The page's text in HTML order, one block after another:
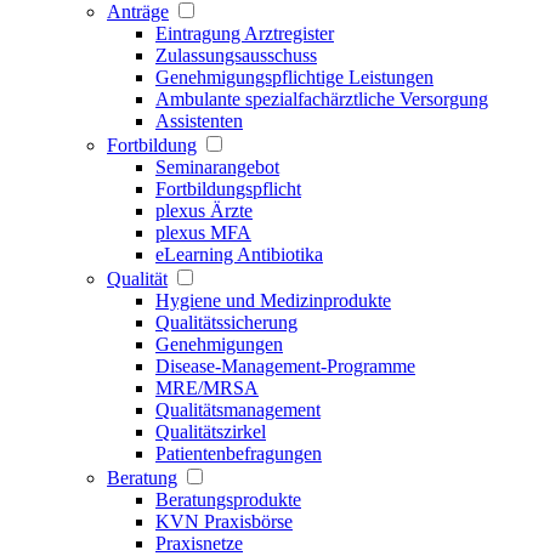
Anträge
Eintragung Arztregister
Zulassungsausschuss
Genehmigungspflichtige Leistungen
Ambulante spezialfachärztliche Versorgung
Assistenten
Fortbildung
Seminarangebot
Fortbildungspflicht
plexus Ärzte
plexus MFA
eLearning Antibiotika
Qualität
Hygiene und Medizinprodukte
Qualitätssicherung
Genehmigungen
Disease-Management-Programme
MRE/MRSA
Qualitätsmanagement
Qualitätszirkel
Patientenbefragungen
Beratung
Beratungsprodukte
KVN Praxisbörse
Praxisnetze